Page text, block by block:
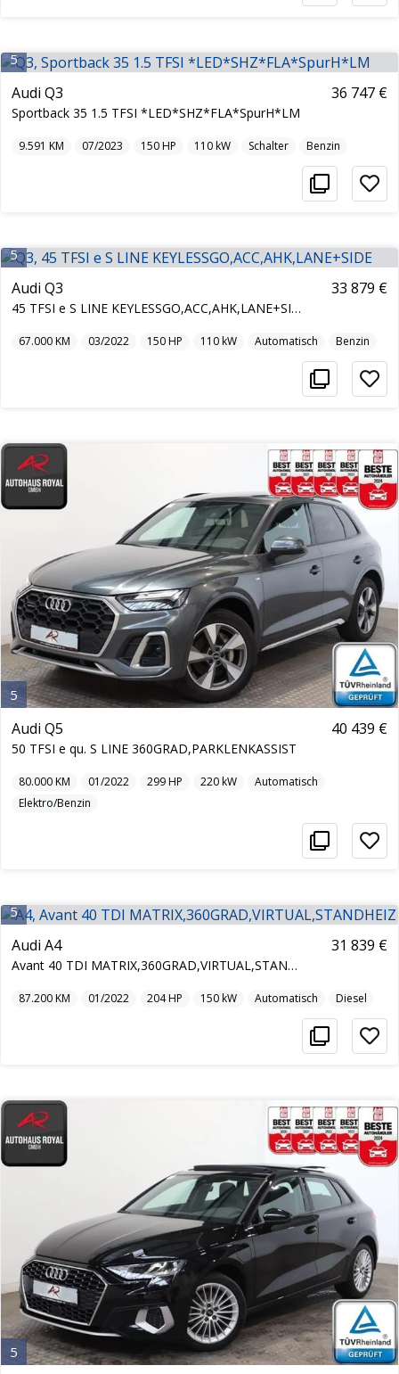
5
Audi Q3
Sportback 35 1.5 TFSI *LED*SHZ*FLA*SpurH*LM
36 747 €
9.591 KM 07/2023 150HP 110kW Schalter Benzin
5
Audi Q3
45 TFSI e S LINE KEYLESSGO,ACC,AHK,LANE+SIDE
33 879 €
67.000KM 03/2022 150HP 110kW Automatisch Benzin
5
Audi Q5
50 TFSI e qu. S LINE 360GRAD,PARKLENKASSIST
40 439 €
80.000KM 01/2022 299HP 220kW
Automatisch
Elektro/Benzin
5
Audi A4
Avant 40 TDI MATRIX,360GRAD,VIRTUAL,STANDHEIZ
31 839 €
87.200KM 01/2022 204HP 150kW Automatisch Diesel
5